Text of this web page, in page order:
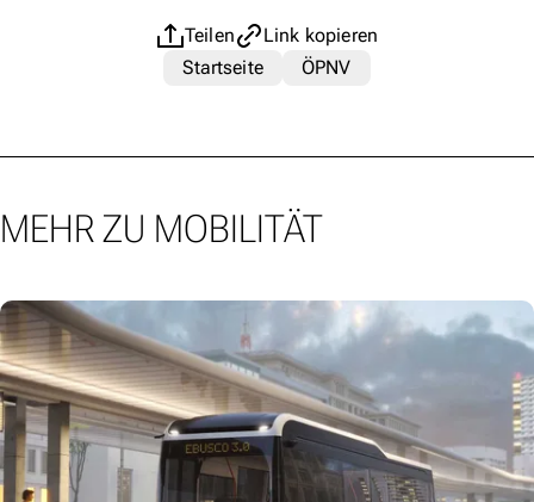
Teilen
Link kopieren
Startseite
ÖPNV
MEHR ZU MOBILITÄT